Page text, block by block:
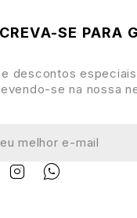
SE PARA
descontos
se na nossa